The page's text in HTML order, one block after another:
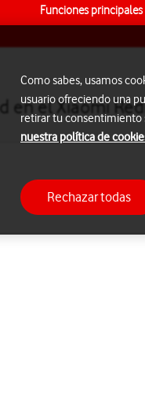
Funciones principales
en el Xiaomi
Puedes
manualmente. Si
Como sabes, usamos
usuario ofreciendo una
retirar tu consentimiento
nuestra política de
Rechazar todas